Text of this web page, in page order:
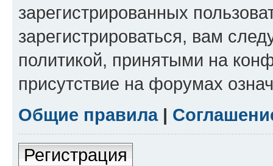
зарегистрированных
зарегистрироваться, вам
политикой, принятыми на
присутствие на форумах
Общие правила|
Регистрация